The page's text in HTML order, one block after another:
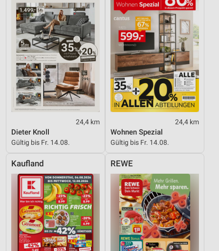
24,4 km
Dieter Knoll
Gültig bis Fr. 14.08.
24,4 km
Wohnen Spezial
Gültig bis Fr. 14.08.
Kaufland REWE